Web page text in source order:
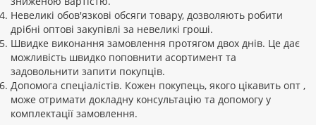
Невеликі обов'язкові обсяги товару, дозволяють робити
дрібні оптові закупівлі за невеликі гроші.
Швидке виконання замовлення протягом двох днів. Це дає
можливість швидко поповнити асортимент та
задовольнити запити покупців.
Допомога спеціалістів. Кожен покупець, якого цікавить опт ,
може отримати докладну консультацію та допомогу у
комплектації замовлення.